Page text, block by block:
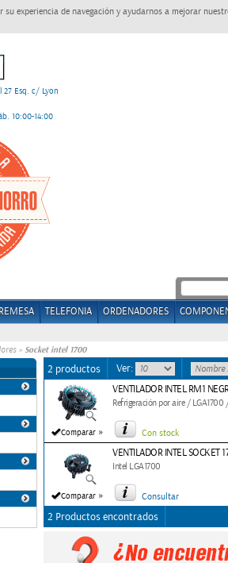
su experiencia de navegación y ayudarnos a mejorar
27 Esq. c/ Lyon
10:00-14:00
TELEFONIA ORDENADORES
» Socket intel 1700
2 productos Ver:
Comparar »
VENTILADOR INTEL RM1
Refrigeración por aire /
Con stock
Comparar »
VENTILADOR INTEL SOCKET
Intel LGA1700
Consultar
2 Productos encontrados